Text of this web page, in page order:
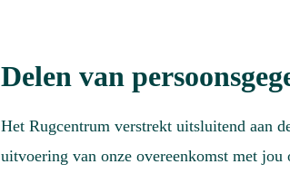
Delen van
Het Rugcentrum verstrekt uitsluitend aan
uitvoering van onze overeenkomst met